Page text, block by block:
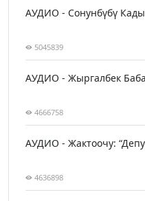
АУДИО - Сонунбүбү
5045839
АУДИО - Жыргалбек
4666758
АУДИО - Жактоочу:
4636898